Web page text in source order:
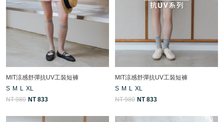
MIT涼感舒彈抗UV工裝短褲
S M L XL
NT 980 NT 833
MIT涼感舒彈抗UV工裝短褲
S M L XL
NT 980 NT 833